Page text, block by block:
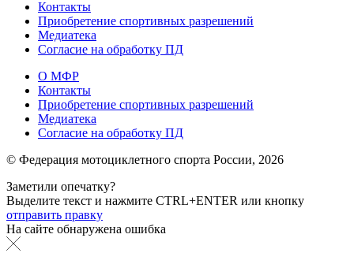
Контакты
Приобретение спортивных разрешений
Медиатека
Согласие на обработку ПД
О МФР
Контакты
Приобретение спортивных разрешений
Медиатека
Согласие на обработку ПД
© Федерация мотоциклетного спорта России, 2026
Заметили опечатку?
Выделите текст и нажмите CTRL+ENTER или кнопку
отправить правку
На сайте обнаружена ошибка